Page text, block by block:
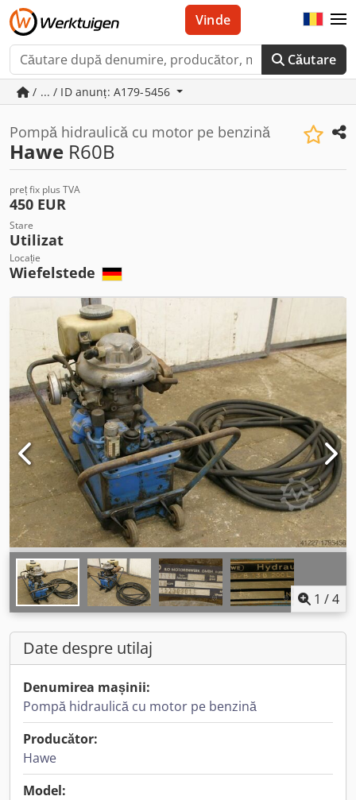
Căutare
Vinde
/ ... / ID anunț: A179-5456
Pompă hidraulică cu motor pe benzină
Hawe R60B
preț fix plus TVA
450 EUR
Stare
Utilizat
Locație
Wiefelstede
1 /4
Date despre utilaj
Denumirea mașinii:
Pompă hidraulică cu motor pe benzină
Producător:
Hawe
Model: